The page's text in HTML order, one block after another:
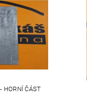
HORNÍ ČÁST